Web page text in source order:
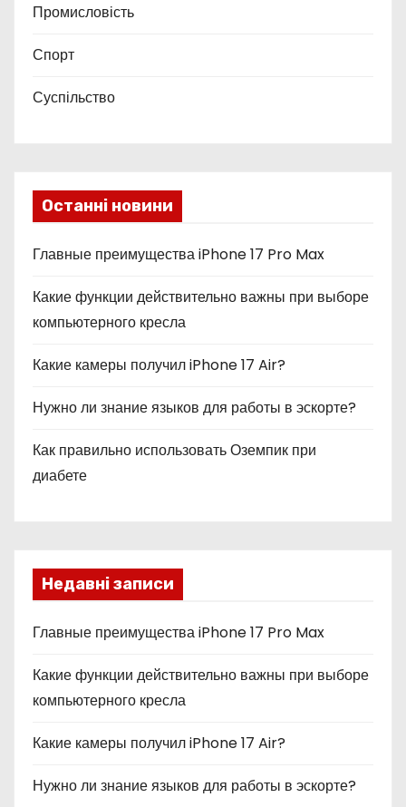
Промисловість
Спорт
Суспільство
Останні новини
Главные преимущества iPhone 17 Pro Max
Какие функции действительно важны при выборе
компьютерного кресла
Какие камеры получил iPhone 17 Air?
Нужно ли знание языков для работы в эскорте?
Как правильно использовать Оземпик при
диабете
Недавні записи
Главные преимущества iPhone 17 Pro Max
Какие функции действительно важны при выборе
компьютерного кресла
Какие камеры получил iPhone 17 Air?
Нужно ли знание языков для работы в эскорте?